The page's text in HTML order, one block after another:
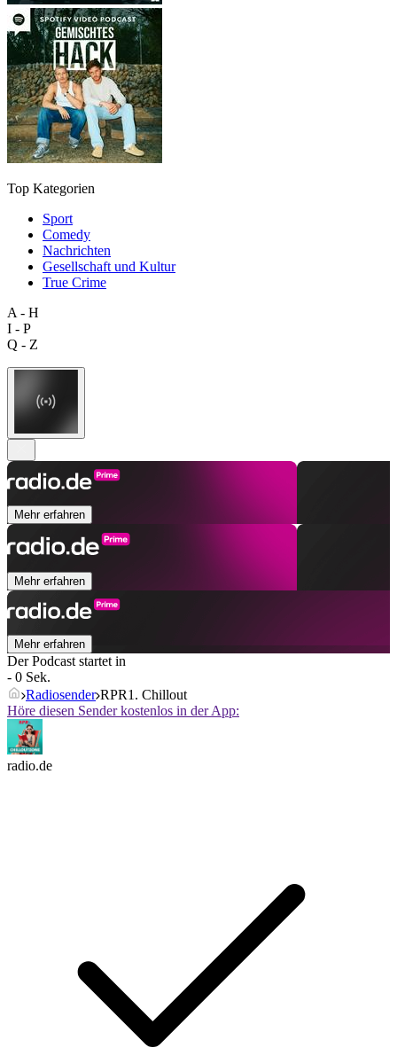
Top Kategorien
Sport
Comedy
Nachrichten
Gesellschaft und Kultur
True Crime
A - H
I - P
Q - Z
Mehr erfahren
Mehr erfahren
Mehr erfahren
Der Podcast startet in
- 0 Sek.
Radiosender RPR1. Chillout
Höre diesen Sender kostenlos in der App:
radio.de